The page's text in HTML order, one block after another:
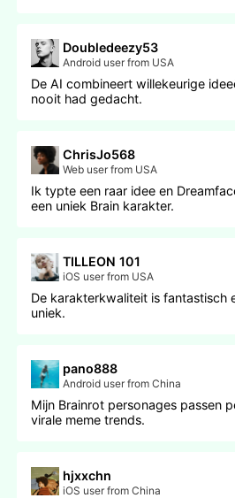
Doubledeezy53
Android user from USA
De AI combineert willekeurige
nooit had gedacht.
ChrisJo568
Web user from USA
Ik typte een raar idee en
een uniek Brain karakter.
TILLEON 101
iOS user from USA
De karakterkwaliteit is fantastisch
uniek.
pano888
Android user from China
Mijn Brainrot personages passen
virale meme trends.
hjxxchn
iOS user from China